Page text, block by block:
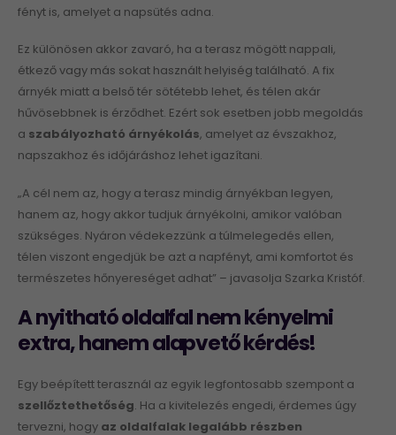
fényt is, amelyet a napsütés adna.
Ez különösen akkor zavaró, ha a terasz mögött nappali,
étkező vagy más sokat használt helyiség található. A fix
árnyék miatt a belső tér sötétebb lehet, és télen akár
hűvösebbnek is érződhet. Ezért sok esetben jobb megoldás
a szabályozható árnyékolás, amelyet az évszakhoz,
napszakhoz és időjáráshoz lehet igazítani.
„A cél nem az, hogy a terasz mindig árnyékban legyen,
hanem az, hogy akkor tudjuk árnyékolni, amikor valóban
szükséges. Nyáron védekezzünk a túlmelegedés ellen,
télen viszont engedjük be azt a napfényt, ami komfortot és
természetes hőnyereséget adhat” – javasolja Szarka Kristóf.
A nyitható oldalfal nem kényelmi
extra, hanem alapvető kérdés!
Egy beépített terasznál az egyik legfontosabb szempont a
szellőztethetőség. Ha a kivitelezés engedi, érdemes úgy
tervezni, hogy az oldalfalak legalább részben